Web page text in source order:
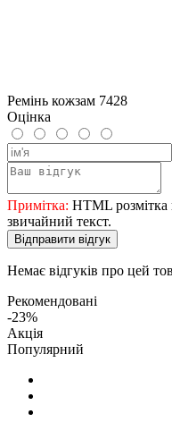
Ремінь кожзам 7428
Оцінка
Примітка: HTML розмітка
звичайний текст.
Відправити відгук
Немає відгуків про цей
Рекомендовані
-23%
Акція
Популярний